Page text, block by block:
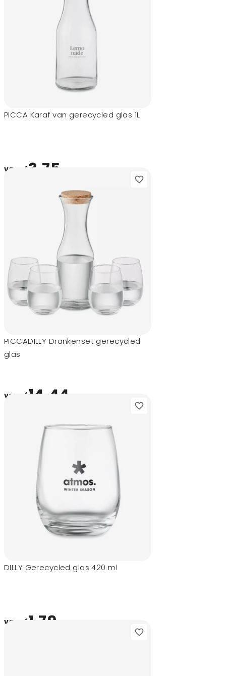
PICCA Karaf van gerecycled glas 1L
vanaf3,75
PICCADILLY Drankenset gerecycled
glas
vanaf14,44
DILLY Gerecycled glas 420 ml
vanaf1,79